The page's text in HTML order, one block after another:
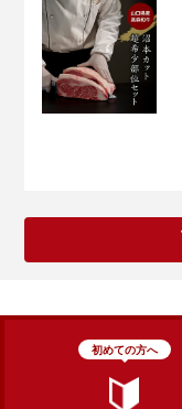
初めての方へ